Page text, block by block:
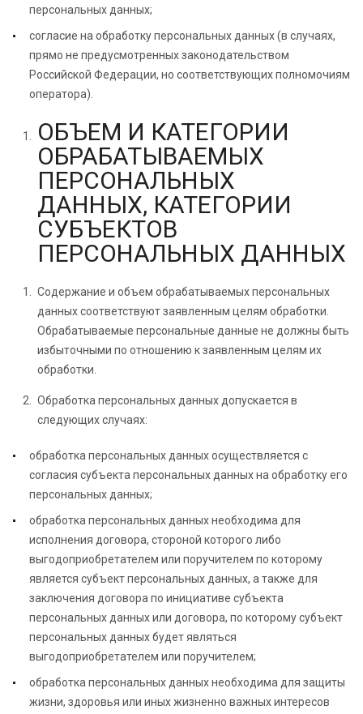
персональных данных;
согласие на обработку персональных данных (в случаях,
прямо не предусмотренных законодательством
Российской Федерации, но соответствующих полномочиям
оператора).
ОБЪЕМ И КАТЕГОРИИ
ОБРАБАТЫВАЕМЫХ
ПЕРСОНАЛЬНЫХ
ДАННЫХ, КАТЕГОРИИ
СУБЪЕКТОВ
ПЕРСОНАЛЬНЫХ ДАННЫХ
Содержание и объем обрабатываемых персональных
данных соответствуют заявленным целям обработки.
Обрабатываемые персональные данные не должны быть
избыточными по отношению к заявленным целям их
обработки.
Обработка персональных данных допускается в
следующих случаях:
обработка персональных данных осуществляется с
согласия субъекта персональных данных на обработку его
персональных данных;
обработка персональных данных необходима для
исполнения договора, стороной которого либо
выгодоприобретателем или поручителем по которому
является субъект персональных данных, а также для
заключения договора по инициативе субъекта
персональных данных или договора, по которому субъект
персональных данных будет являться
выгодоприобретателем или поручителем;
обработка персональных данных необходима для защиты
жизни, здоровья или иных жизненно важных интересов